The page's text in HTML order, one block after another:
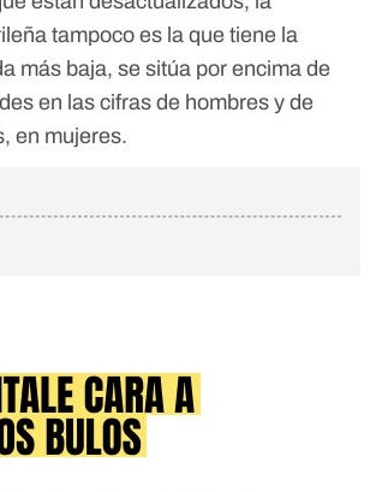
tampoco es la que tiene la
más baja, se sitúa por encima de
en las cifras de hombres y de
en mujeres.